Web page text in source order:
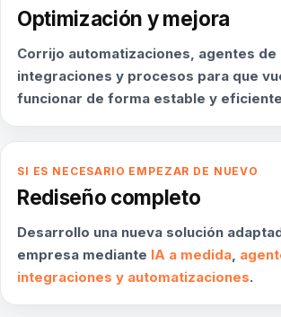
Optimización y mejora
Corrijo automatizaciones, agentes de
integraciones y procesos para que
funcionar de forma estable y
SI ES NECESARIO EMPEZAR DE NUEVO
Rediseño completo
Desarrollo una nueva solución
empresa mediante IA a medida,
integraciones y automatizaciones.